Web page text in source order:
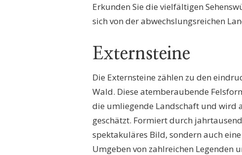
Erkunden Sie die vielfältigen
sich von der abwechslungsreichen
Externsteine
Die Externsteine zählen zu den
Wald. Diese atemberaubende
die umliegende Landschaft und wird
geschätzt. Formiert durch
spektakuläres Bild, sondern auch
Umgeben von zahlreichen